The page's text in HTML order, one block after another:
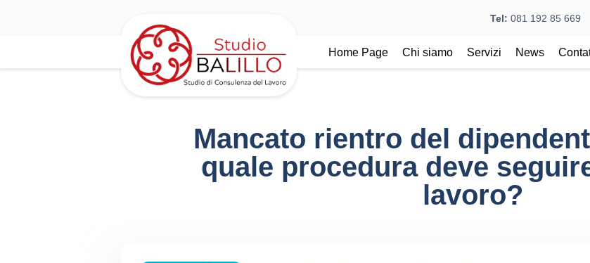
Tel: 081 192 85 669
Home Page Chi siamo Servizi News
Mancato rientro del
quale procedura deve
lavoro?